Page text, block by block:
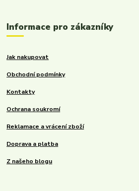
Informace pro zákazníky
Jak nakupovat
Obchodní podmínky
Kontakty
Ochrana soukromí
Reklamace a vrácení zboží
Doprava a platba
Z našeho blogu